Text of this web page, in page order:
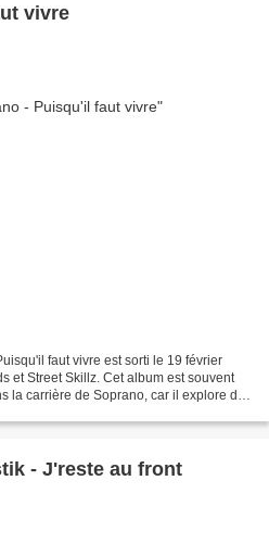
vivre
faut vivre est sorti le 19 février
et Street Skillz. Cet album est souvent
la carrière de Soprano, car il explore des
- J'reste au front